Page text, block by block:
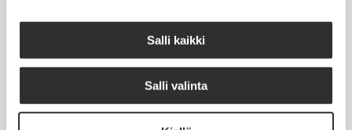
Salli kaikki
Salli valinta
Kesätyöntekijän työehdot ja palkkaus seurakuntien hengellisessä
EDUNVALVONTA